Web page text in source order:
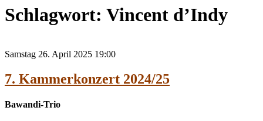
Schlagwort: Vincent d’Indy
Samstag 26. April 2025 19:00
7. Kammerkonzert 2024/25
Bawandi-Trio